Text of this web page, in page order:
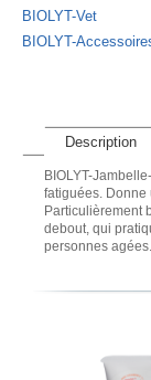
BIOLYT-Vet
BIOLYT-
Description
BIOLYT-
fatiguées. Donne
Particulièrement
debout, qui
personnes agées.